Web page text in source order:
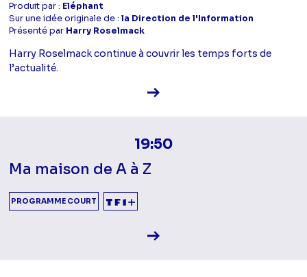
Produit par : Eléphant
Sur une idée originale de :la Direction de l'Information
Présenté par Harry Roselmack
Harry Roselmack continue à couvrir les temps forts de
l’actualité.
Voir la fiche diffusion
19:50
Ma maison de A à Z
PROGRAMME COURT
Voir la fiche diffusion